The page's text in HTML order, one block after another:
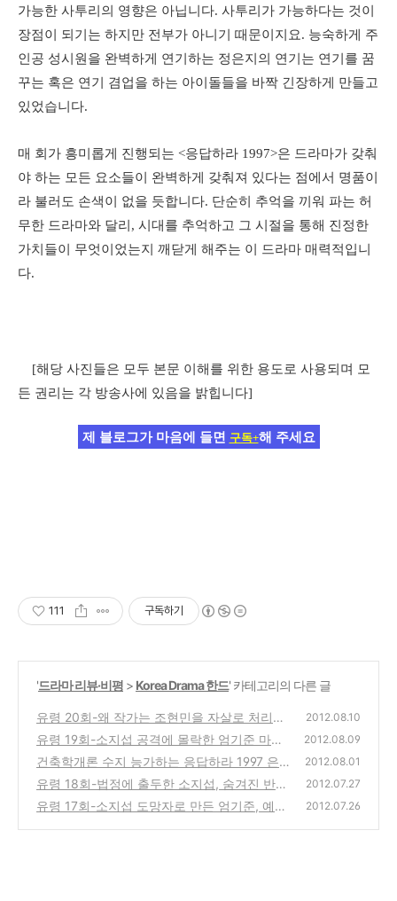
가능한 사투리의 영향은 아닙니다. 사투리가 가능하다는 것이
장점이 되기는 하지만 전부가 아니기 때문이지요. 능숙하게 주
인공 성시원을 완벽하게 연기하는 정은지의 연기는 연기를 꿈
꾸는 혹은 연기 겸업을 하는 아이돌들을 바짝 긴장하게 만들고
있었습니다.
매 회가 흥미롭게 진행되는 <응답하라 1997>은 드라마가 갖춰
야 하는 모든 요소들이 완벽하게 갖춰져 있다는 점에서 명품이
라 불러도 손색이 없을 듯합니다. 단순히 추억을 끼워 파는 허
무한 드라마와 달리, 시대를 추억하고 그 시절을 통해 진정한
가치들이 무엇이었는지 깨닫게 해주는 이 드라마 매력적입니
다.
[해당 사진들은 모두 본문 이해를 위한 용도로 사용되며 모
든 권리는 각 방송사에 있음을 밝힙니다]
제 블로그가 마음에 들면 구독+해 주세요
111 구독하기
'드라마 리뷰·비평 > Korea Drama 한드' 카테고리의 다른 글
유령 20회-왜 작가는 조현민을 자살로 처리해
야 했을까?
(0)
2012.08.10
유령 19회-소지섭 공격에 몰락한 엄기준 마지
막 반전은 무엇일까?
(0)
2012.08.09
건축학개론 수지 능가하는 응답하라 1997 은
지의 힘, 이 드라마를 주목하라
(23)
2012.08.01
유령 18회-법정에 출두한 소지섭, 숨겨진 반전
에 주목해야 한다
(6)
2012.07.27
유령 17회-소지섭 도망자로 만든 엄기준, 예고
2012.07.26